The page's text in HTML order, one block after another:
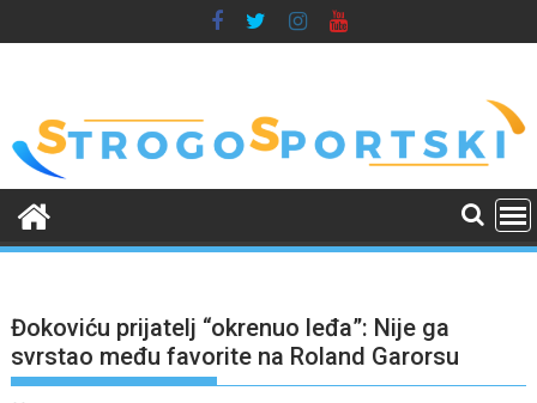
to
Đokoviću prijatelj “okrenuo leđa”: Nije ga
svrstao među favorite na Roland Garorsu